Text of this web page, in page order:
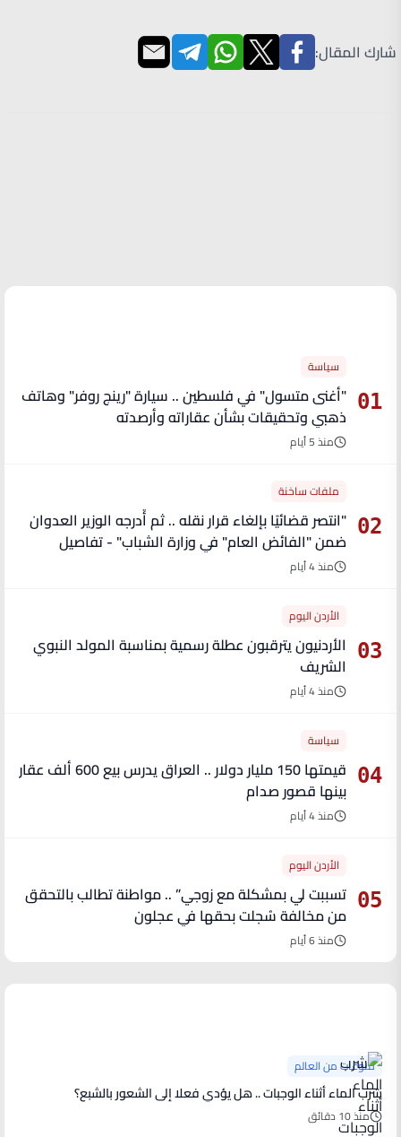
شارك المقال:
01
سياسة
"أغنى متسول" في فلسطين .. سيارة "رينج روفر" وهاتف
ذهبي وتحقيقات بشأن عقاراته وأرصدته
منذ 5 أيام
02
ملفات ساخنة
"انتصر قضائيًا بإلغاء قرار نقله .. ثم أُدرجه الوزير العدوان
ضمن "الفائض العام" في وزارة الشباب" - تفاصيل
منذ 4 أيام
03
الأردن اليوم
الأردنيون يترقبون عطلة رسمية بمناسبة المولد النبوي
الشريف
منذ 4 أيام
04
سياسة
قيمتها 150 مليار دولار .. العراق يدرس بيع 600 ألف عقار
بينها قصور صدام
منذ 4 أيام
05
الأردن اليوم
تسببت لي بمشكلة مع زوجي” .. مواطنة تطالب بالتحقق
من مخالفة سُجلت بحقها في عجلون
منذ 6 أيام
منوعات من العالم
شرب الماء أثناء الوجبات .. هل يؤدي فعلا إلى الشعور بالشبع؟
منذ 10 دقائق